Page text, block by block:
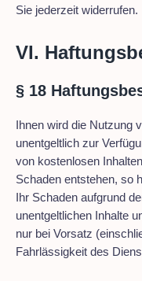
Sie jederzeit widerrufen.
VI.
§ 18
Ihnen wird die Nutzung
unentgeltlich zur
von kostenlosen
Schaden entstehen, so
Ihr Schaden aufgrund
unentgeltlichen Inhalte
nur bei Vorsatz
Fahrlässigkeit des